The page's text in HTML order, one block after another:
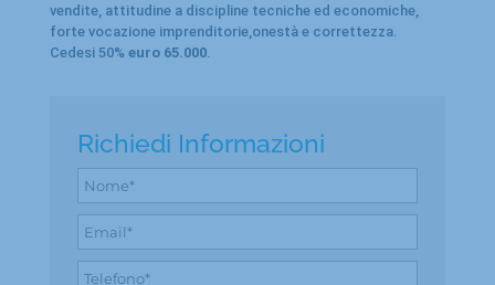
vendite, attitudine a discipline tecniche ed economiche,
forte vocazione imprenditorie,onestà e correttezza.
Cedesi 50% euro 65.000.
Richiedi Informazioni